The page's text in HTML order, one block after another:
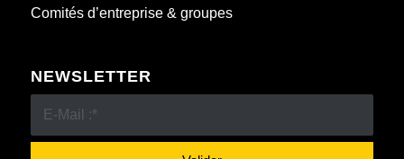
Comités d’entreprise & groupes
NEWSLETTER